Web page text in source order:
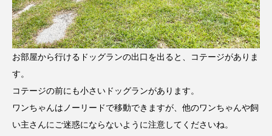
お部屋から行けるドッグランの出口を出ると、コテージがありま
す。
コテージの前にも小さいドッグランがあります。
ワンちゃんはノーリードで移動できますが、他のワンちゃんや飼
い主さんにご迷惑にならないように注意してくださいね。